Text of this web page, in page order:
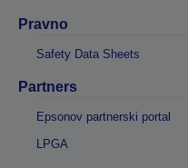
Pravno
Safety Data Sheets
Partners
Epsonov partnerski portal
LPGA